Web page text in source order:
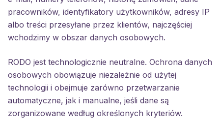
pracowników, identyfikatory użytkowników, adresy IP
albo treści przesyłane przez klientów, najczęściej
wchodzimy w obszar danych osobowych.
RODO jest technologicznie neutralne. Ochrona danych
osobowych obowiązuje niezależnie od użytej
technologii i obejmuje zarówno przetwarzanie
automatyczne, jak i manualne, jeśli dane są
zorganizowane według określonych kryteriów.